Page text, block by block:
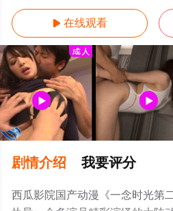
 在线观看
剧情介绍 我要评分
西瓜影院国产动漫《一念时光第